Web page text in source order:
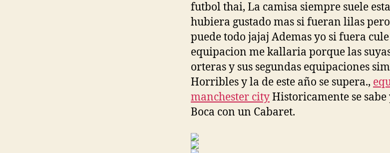
futbol thai, La camisa siempre suele
hubiera gustado mas si fueran lilas
puede todo jajaj Ademas yo si fuera
equipacion me kallaria porque las
orteras y sus segundas equipaciones
Horribles y la de este año se supera.,
manchester cityHistoricamente se
Boca con un Cabaret.